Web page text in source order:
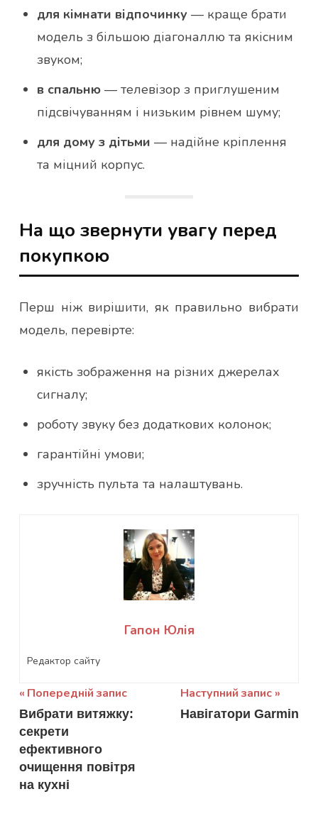
для кімнати відпочинку — краще брати
модель з більшою діагоналлю та якісним
звуком;
в спальню — телевізор з приглушеним
підсвічуванням і низьким рівнем шуму;
для дому з дітьми — надійне кріплення
та міцний корпус.
На що звернути увагу перед
покупкою
Перш ніж вирішити, як правильно вибрати
модель, перевірте:
якість зображення на різних джерелах
сигналу;
роботу звуку без додаткових колонок;
гарантійні умови;
зручність пульта та налаштувань.
Гапон Юлія
Редактор сайту
Навігація
записів
Попередній запис
Вибрати витяжку:
секрети
ефективного
очищення повітря
на кухні
Наступний запис
Навігатори Garmin